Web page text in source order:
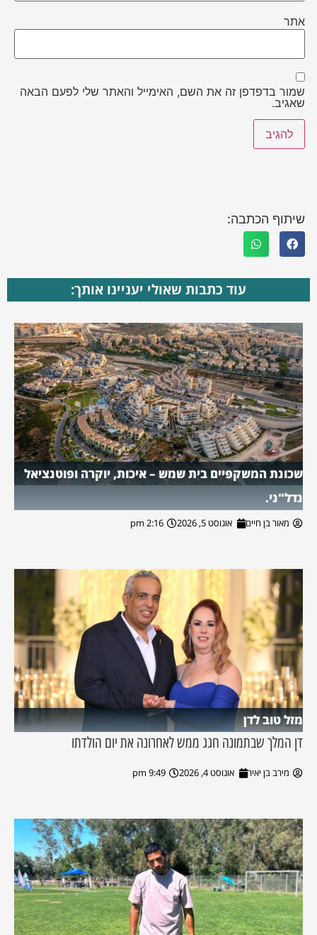
אתר
שמור בדפדפן זה את השם, האימייל והאתר שלי לפעם הבאה
שאגיב.
שיתוף הכתבה:
עוד כתבות שאולי יעניינו אותך:
שכונת המשקפיים בית שמש – איכות, יוקרה ופוטנציאל
נדל"ני.
מאור בן חיים אוגוסט 5, 2026 2:16 pm
מזל טוב לדן
דן המלך שבתמונה חגג ממש לאחרונה את יום הולדתו
מירב בן יאיר אוגוסט 4, 2026 9:49 pm